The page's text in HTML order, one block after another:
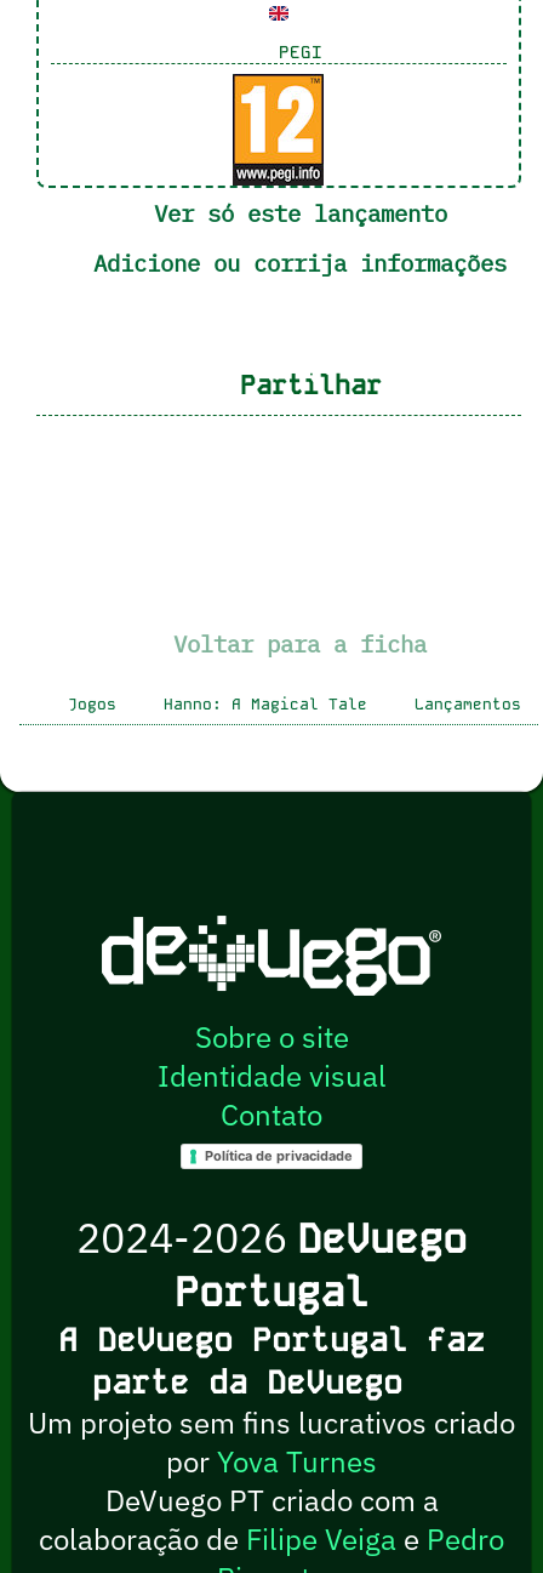
PEGI
Ver só este lançamento
Adicione ou corrija informações
Partilhar
Voltar para a ficha
Jogos Hanno: A Magical Tale Lançamentos
Sobre o site
Identidade visual
Contato
Política de privacidade
2024-2026 DeVuego
Portugal
A DeVuego Portugal faz
parte da DeVuego
Um projeto sem fins lucrativos criado
porYova Turnes
DeVuego PT criado com a
colaboração de Filipe Veiga e Pedro